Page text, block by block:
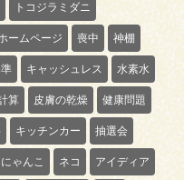
トコジラミダニ
ームページ 喪中 神棚
キャッシュレス 水素水
算 皮膚の乾燥 健康問題
キッチンカー 抽選会
にゃんこ ネコ アイディア